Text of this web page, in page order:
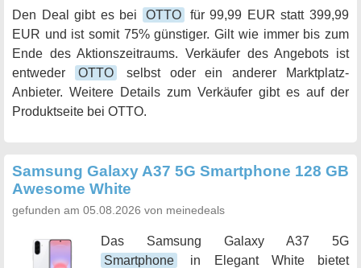
Den Deal gibt es bei OTTO
für 99,99 EUR statt 399,99
EUR und ist somit 75% günstiger. Gilt wie immer bis zum
Ende des Aktionszeitraums. Verkäufer des Angebots ist
entweder
OTTO
selbst oder ein anderer Marktplatz-
Anbieter. Weitere Details zum Verkäufer gibt es auf der
Produktseite bei OTTO.
Samsung Galaxy A37 5G Smartphone 128 GB
Awesome White
gefunden am 05.08.2026 von meinedeals
Das Samsung Galaxy A37 5G
Smartphone
in Elegant White bietet